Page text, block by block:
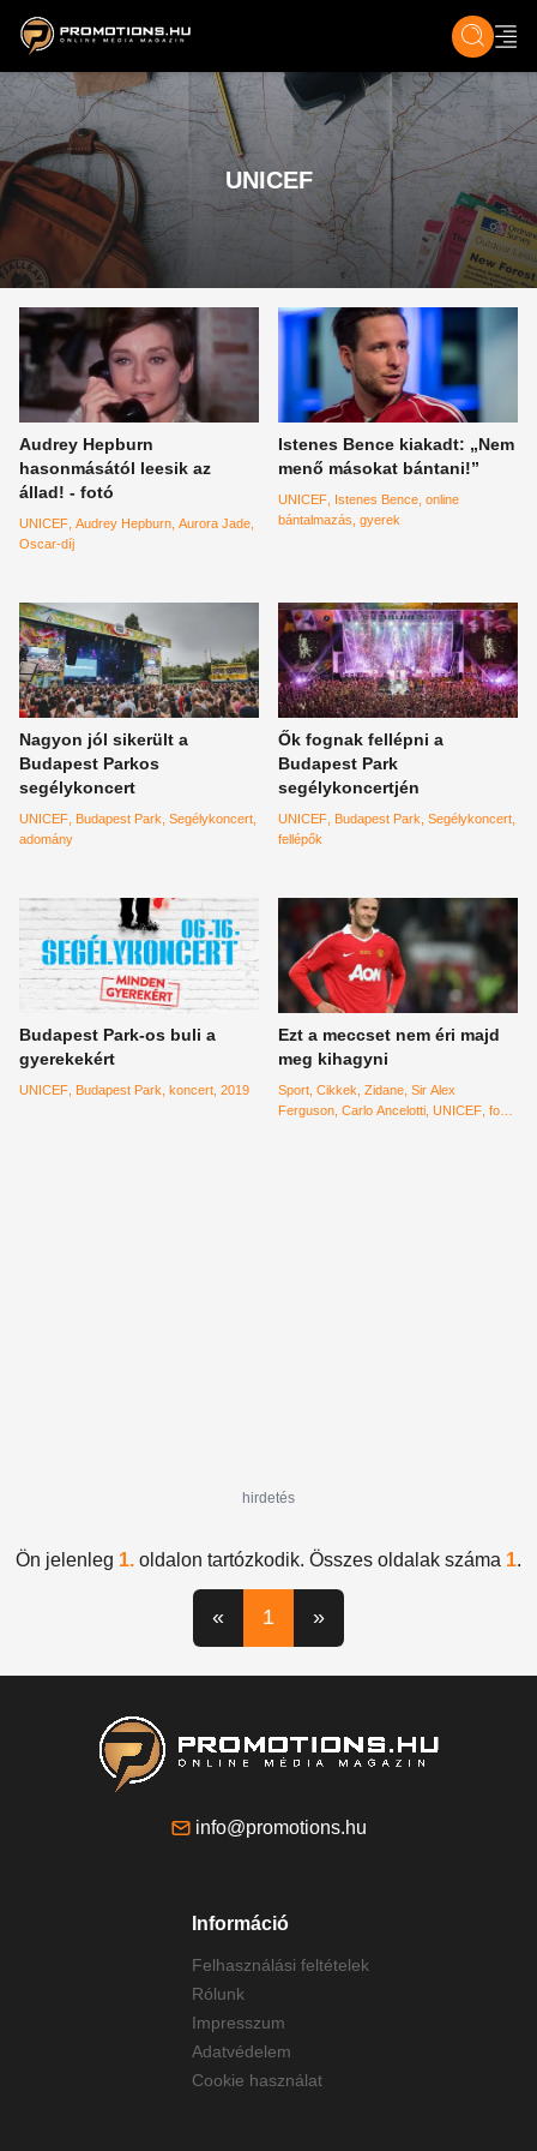
ZENE, FILM & KULT ÉLET TECH &
UNICEF
Audrey Hepburn
hasonmásától leesik az
állad! - fotó
UNICEF Audrey Hepburn Aurora Jade
Oscar-díj
Istenes Bence kiakadt: „Nem
menő másokat bántani!”
UNICEF Istenes Bence online
bántalmazás gyerek
Nagyon jól sikerült a
Budapest Parkos
segélykoncert
UNICEF Budapest Park Segélykoncert
adomány
Ők fognak fellépni a
Budapest Park
segélykoncertjén
UNICEF Budapest Park Segélykoncert
fellépők
Budapest Park-os buli a
gyerekekért
UNICEF Budapest Park koncert 2019
Ezt a meccset nem éri majd
meg kihagyni
Sport Cikkek Zidane Sir Alex
Ferguson Carlo Ancelotti UNICEF foci
hirdetés
Ön jelenleg 1. oldalon tartózkodik. Összes oldalak száma 1.
« 1 »
info@promotions.hu
Információ
Felhasználási feltételek
Rólunk
Impresszum
Adatvédelem
Cookie használat